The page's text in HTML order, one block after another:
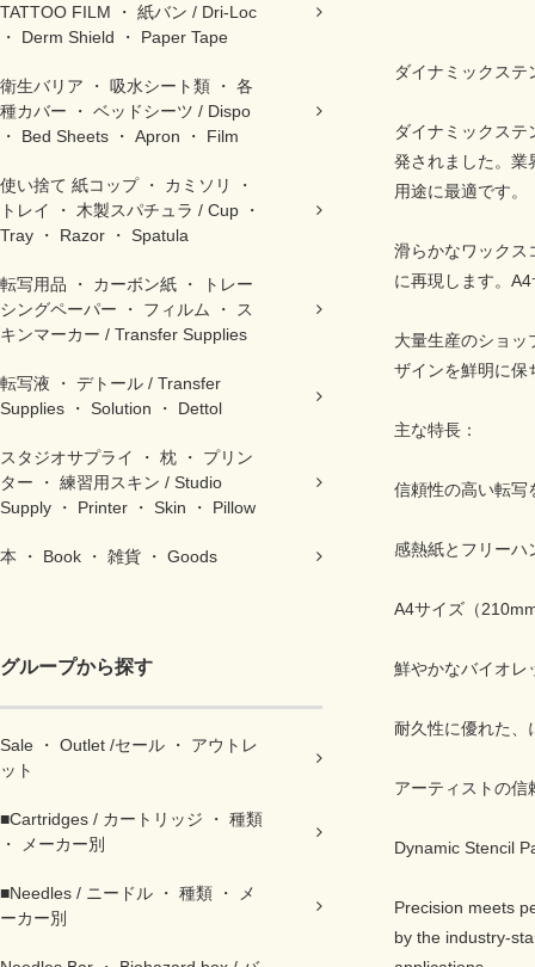
TATTOO FILM ・ 紙バン / Dri-Loc
・ Derm Shield ・ Paper Tape
衛生バリア ・ 吸水シート類 ・ 各
種カバー ・ ベッドシーツ / Dispo
・ Bed Sheets ・ Apron ・ Film
使い捨て 紙コップ ・ カミソリ ・
トレイ ・ 木製スパチュラ / Cup ・
Tray ・ Razor ・ Spatula
転写用品 ・ カーボン紙 ・ トレー
シングペーパー ・ フィルム ・ ス
キンマーカー / Transfer Supplies
転写液 ・ デトール / Transfer
Supplies ・ Solution ・ Dettol
スタジオサプライ ・ 枕 ・ プリン
ター ・ 練習用スキン / Studio
Supply ・ Printer ・ Skin ・ Pillow
本 ・ Book ・ 雑貨 ・ Goods
グループから探す
Sale ・ Outlet /セール ・ アウトレ
ット
■Cartridges / カートリッジ ・ 種類
・ メーカー別
■Needles / ニードル ・ 種類 ・ メ
ーカー別
ダイナミックス
ダイナミックス
発されました。業
用途に最適です。
滑らかなワックス
に再現します。
大量生産のショッ
ザインを鮮明に保
主な特長：
信頼性の高い転写
感熱紙とフリーハ
A4サイズ（
鮮やかなバイオレ
耐久性に優れた、
アーティストの信
Dynamic Stencil
Precision meets
by the industry-